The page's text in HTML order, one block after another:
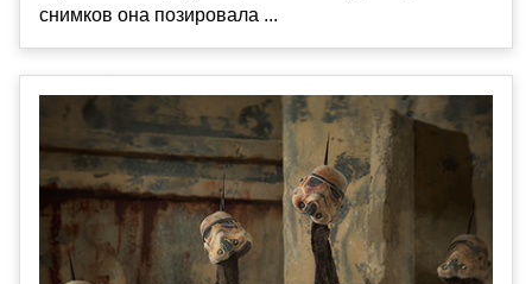
снимков она позировала ...